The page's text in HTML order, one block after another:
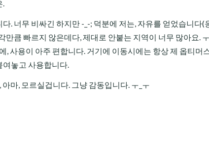
.
. 너무 비싸긴 하지만 -_-; 덕분에 저는, 자유를 얻었습니다(
큼 빠르지 않은데다, 제대로 안붙는 지역이 너무 많아요.
, 사용이 아주 편합니다. 거기에 이동시에는 항상 제 옵티머
여놓고 사용합니다.
마, 모르실겁니다. 그냥 감동입니다. ㅜ_ㅜ